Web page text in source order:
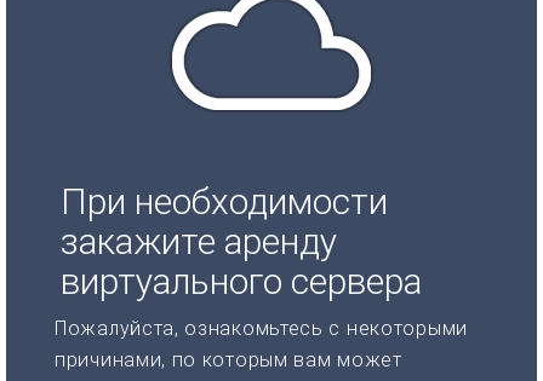
При необходимости
закажите аренду
виртуального сервера
Пожалуйста, ознакомьтесь с некоторыми
причинами, по которым вам может